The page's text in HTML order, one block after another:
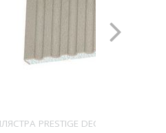
PRESTIGE DECOR PC103